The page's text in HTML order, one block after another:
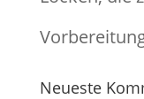
Neueste